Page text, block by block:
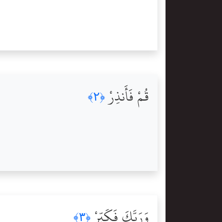
قُمْ فَأَنذِرْ ﴿٢﴾
وَرَبَّكَ فَكَبِّرْ ﴿٣﴾